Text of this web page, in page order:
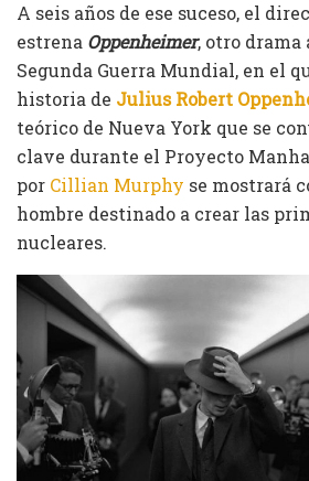
A seis años de ese suceso, el
estrena Oppenheimer, otro drama
Segunda Guerra Mundial, en el
historia de Julius Robert
teórico de Nueva York que se
clave durante el Proyecto
por Cillian Murphy se mostrará
hombre destinado a crear las
nucleares.